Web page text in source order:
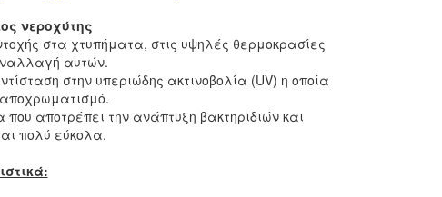
νεροχύτης
στα χτυπήματα, στις υψηλές θερμοκρασίες
αυτών.
στην υπεριώδης ακτινοβολία (UV) η οποία
αποχρωματισμό.
που αποτρέπει την ανάπτυξη βακτηριδιών και
πολύ εύκολα.